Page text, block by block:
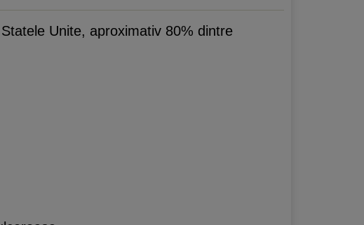
Unite, aproximativ 80% dintre